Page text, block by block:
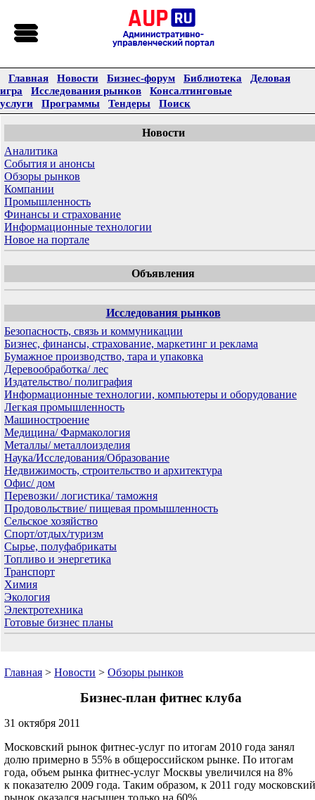
Главная Новости Бизнес-форум Библиотека
Деловая
игра
Исследования рынков
Консалтинговые
услуги
Программы Тендеры Поиск
Новости
Аналитика
События и анонсы
Обзоры рынков
Компании
Промышленность
Финансы и страхование
Информационные технологии
Новое на портале
Объявления
Исследования рынков
Безопасность, связь и коммуникации
Бизнес, финансы, страхование, маркетинг и реклама
Бумажное производство, тара и упаковка
Деревообработка/ лес
Издательство/ полиграфия
Информационные технологии, компьютеры и оборудование
Легкая промышленность
Машиностроение
Медицина/ Фармакология
Металлы/ металлоизделия
Наука/Исследования/Образование
Недвижимость, строительство и архитектура
Офис/ дом
Перевозки/ логистика/ таможня
Продовольствие/ пищевая промышленность
Сельское хозяйство
Спорт/отдых/туризм
Сырье, полуфабрикаты
Топливо и энергетика
Транспорт
Химия
Экология
Электротехника
Готовые бизнес планы
Главная > Новости > Обзоры рынков
Бизнес-план фитнес клуба
31 октября 2011
Московский рынок фитнес-услуг по итогам 2010 года занял
долю примерно в 55% в общероссийском рынке. По итогам
года, объем рынка фитнес-услуг Москвы увеличился на 8%
к показателю 2009 года. Таким образом, к 2011 году московский
рынок оказался насыщен только на 60%.